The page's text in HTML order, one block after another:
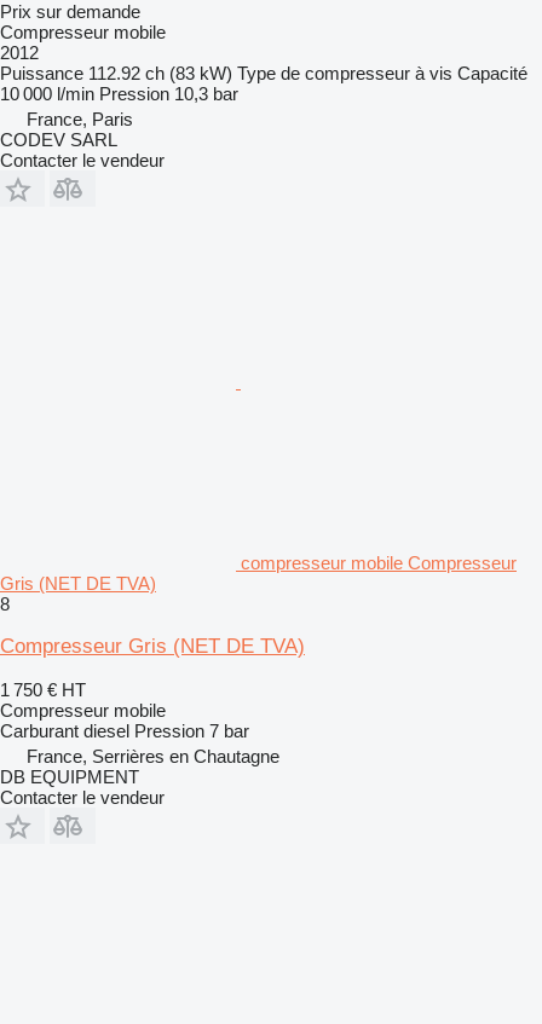
Prix sur demande
Compresseur mobile
2012
Puissance 112.92 ch (83 kW) Type de compresseur à vis Capacité
10 000 l/min Pression 10,3 bar
France, Paris
CODEV SARL
Contacter le vendeur
compresseur mobile Compresseur
Gris (NET DE TVA)
8
Compresseur Gris (NET DE TVA)
1 750 € HT
Compresseur mobile
Carburant diesel Pression 7 bar
France, Serrières en Chautagne
DB EQUIPMENT
Contacter le vendeur